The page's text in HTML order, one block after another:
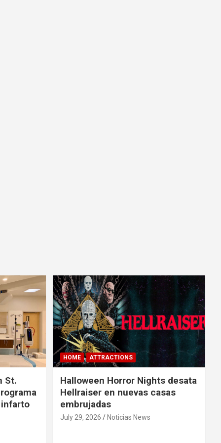
St.
HOME ATTRACTIONS
Halloween Horror Nights desata
Hellraiser en nuevas casas
embrujadas
July 29, 2026 Noticias News